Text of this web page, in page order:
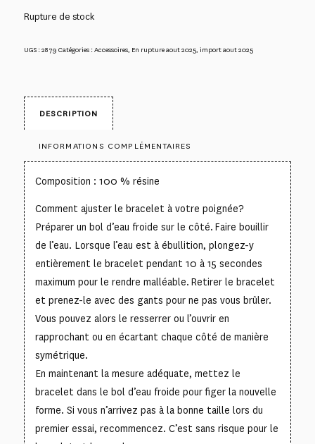
Rupture de stock
UGS :2879 Catégories :Accessoires, En rupture aout 2025, import aout 2025
DESCRIPTION
INFORMATIONS COMPLÉMENTAIRES
Composition : 100 % résine
Comment ajuster le bracelet à votre poignée?
Préparer un bol d’eau froide sur le côté. Faire bouillir
de l’eau. Lorsque l’eau est à ébullition, plongez-y
entièrement le bracelet pendant 10 à 15 secondes
maximum pour le rendre malléable. Retirer le bracelet
et prenez-le avec des gants pour ne pas vous brûler.
Vous pouvez alors le resserrer ou l’ouvrir en
rapprochant ou en écartant chaque côté de manière
symétrique.
En maintenant la mesure adéquate, mettez le
bracelet dans le bol d’eau froide pour figer la nouvelle
forme. Si vous n’arrivez pas à la bonne taille lors du
premier essai, recommencez. C’est sans risque pour le